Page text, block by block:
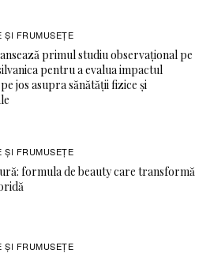
ŞI FRUMUSEȚE
primul studiu observațional pe
pentru a evalua impactul
jos asupra sănătății fizice și
ŞI FRUMUSEȚE
formula de beauty care transformă
ŞI FRUMUSEȚE